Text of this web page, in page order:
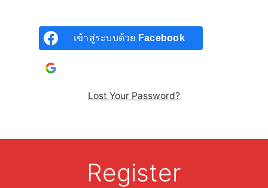
เข้าสู่ระบบด้วย Facebook
Lost Your Password?
Register
990฿
ADD TO CART
ลงทะเบียนคอร์สนี้
SHARE